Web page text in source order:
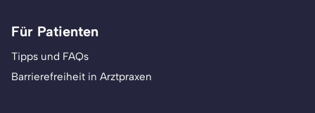
Für Patienten
Tipps und FAQs
Barrierefreiheit in Arztpraxen